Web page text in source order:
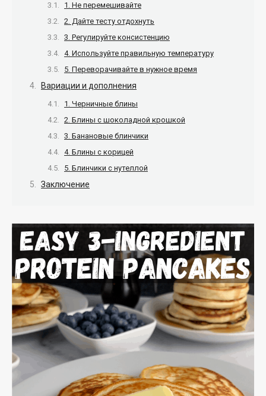
1. Не перемешивайте
2. Дайте тесту отдохнуть
3. Регулируйте консистенцию
4. Используйте правильную температуру
5. Переворачивайте в нужное время
Вариации и дополнения
1. Черничные блины
2. Блины с шоколадной крошкой
3. Банановые блинчики
4. Блины с корицей
5. Блинчики с нутеллой
Заключение